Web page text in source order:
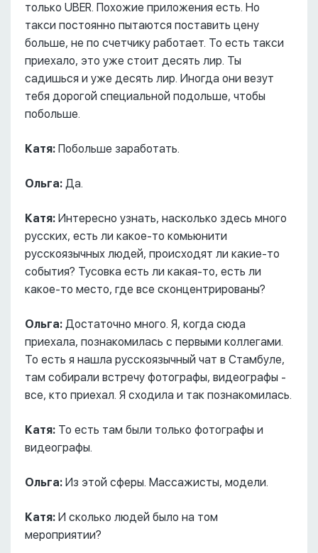
только UBER. Похожие приложения есть. Но
такси постоянно пытаются поставить цену
больше, не по счетчику работает. То есть такси
приехало, это уже стоит десять лир. Ты
садишься и уже десять лир. Иногда они везут
тебя дорогой специальной подольше, чтобы
побольше.
Катя: Побольше заработать.
Ольга: Да.
Катя: Интересно узнать, насколько здесь много
русских, есть ли какое-то комьюнити
русскоязычных людей, происходят ли какие-то
события? Тусовка есть ли какая-то, есть ли
какое-то место, где все сконцентрированы?
Ольга: Достаточно много. Я, когда сюда
приехала, познакомилась с первыми коллегами.
То есть я нашла русскоязычный чат в Стамбуле,
там собирали встречу фотографы, видеографы -
все, кто приехал. Я сходила и так познакомилась.
Катя: То есть там были только фотографы и
видеографы.
Ольга: Из этой сферы. Массажисты, модели.
Катя: И сколько людей было на том
мероприятии?